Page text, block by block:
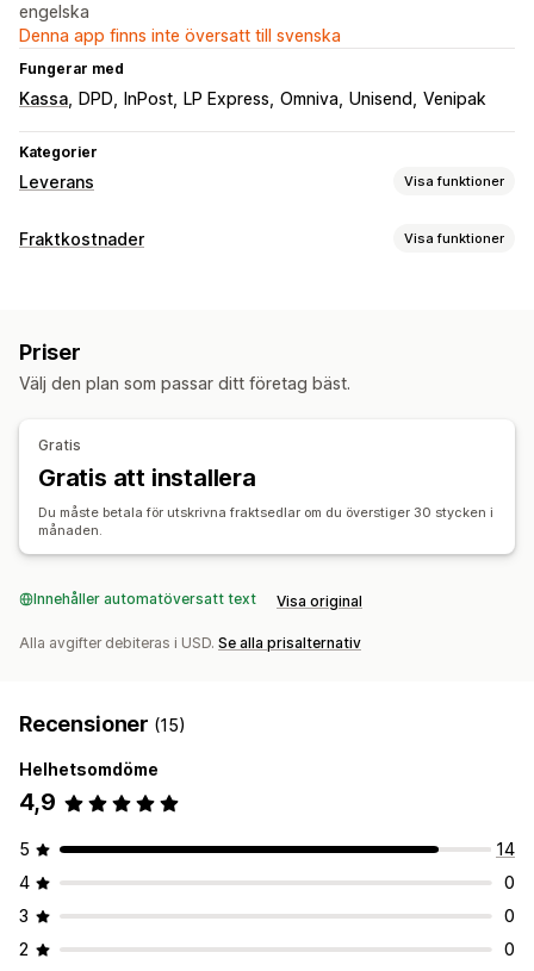
engelska
Denna app finns inte översatt till svenska
Fungerar med
Kassa DPD InPost LP Express Omniva Unisend Venipak
Kategorier
Leverans Visa funktioner
Etiketter och förpackningsmaterial
Leveranshantering
Ordersynkronisering
Spårning i realtid
Fraktkostnader Visa funktioner
Priser
Välj den plan som passar ditt företag bäst.
Gratis
Gratis att installera
Du måste betala för utskrivna fraktsedlar om du överstiger 30 stycken i
månaden.
Innehåller automatöversatt text Visa original
Alla avgifter debiteras i USD. Se alla prisalternativ
Recensioner (15)
Helhetsomdöme
4,9
5
14
4
0
3
0
2
0